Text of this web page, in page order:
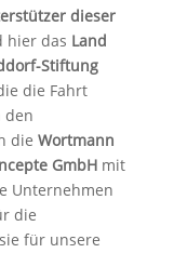
dieser
hier das Land
Stiftung
die Fahrt
den
die Wortmann
GmbHmit
Unternehmen
die
für unsere